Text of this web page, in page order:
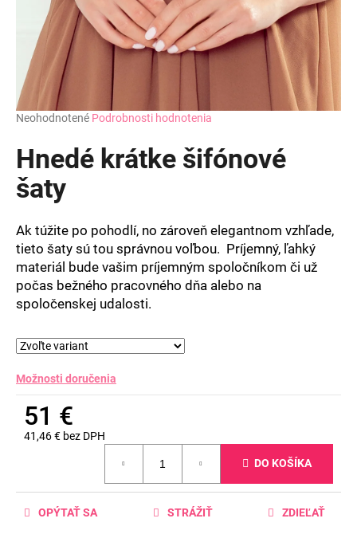
Priemerné
produktu
je
0,0
z
hviezdičiek.
Neohodnotené Podrobnosti hodnotenia
Hnedé krátke šifónové
šaty
Ak túžite po pohodlí, no zároveň elegantnom vzhľade,
tieto šaty sú tou správnou voľbou. Príjemný, ľahký
materiál bude vašim príjemným spoločníkom či už
počas bežného pracovného dňa alebo na
spoločenskej udalosti.
Možnosti doručenia
51 €
41,46 € bez DPH
DO KOŠÍKA
OPÝTAŤ SA STRÁŽIŤ ZDIEĽAŤ